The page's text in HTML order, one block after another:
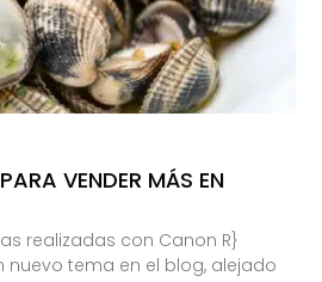
VENDER MÁS EN
realizadas con Canon R}
nuevo tema en el blog, alejado